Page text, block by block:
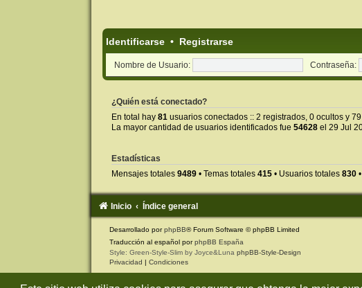
Identificarse• Registrarse
Nombre de Usuario: Contraseña:
¿Quién está conectado?
En total hay 81usuarios conectados :: 2 registrados, 0 ocultos y
La mayor cantidad de usuarios identificados fue 54628el 29 Jul
Estadísticas
Mensajes totales 9489• Temas totales 415• Usuarios totales 830
Inicio Índice general
Desarrollado porphpBB® Forum Software © phpBB Limited
Traducción al español porphpBB España
Style: Green-Style-Slim by Joyce&Luna phpBB-Style-Design
Privacidad | Condiciones